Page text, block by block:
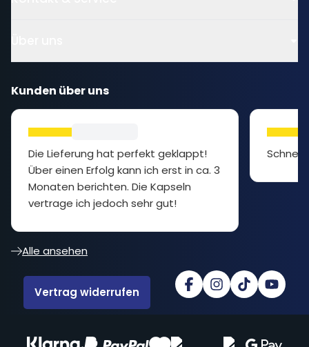
Kunden über uns
Die Lieferung hat perfekt geklappt!
Über einen Erfolg kann ich erst in ca. 3
Monaten berichten. Die Kapseln
vertrage ich jedoch sehr gut!
Schnell
Alle ansehen
Vertrag widerrufen